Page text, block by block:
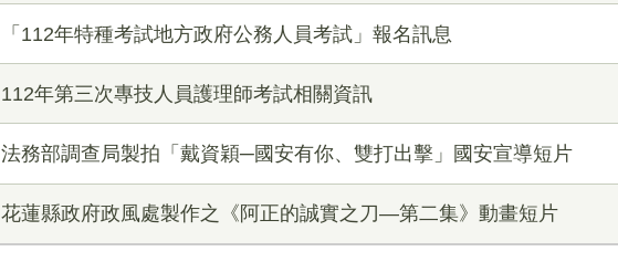
「112年特種考試地方政府公務人員考試」報名訊息
112年第三次專技人員護理師考試相關資訊
法務部調查局製拍「戴資穎─國安有你、雙打出擊」國安宣導短片
花蓮縣政府政風處製作之《阿正的誠實之刀—第二集》動畫短片